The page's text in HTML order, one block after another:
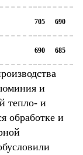
705 690
690 685
и
тепло- и
обработке и